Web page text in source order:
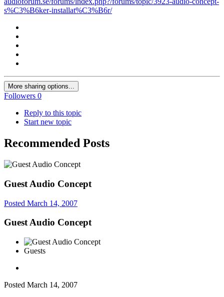
s%C3%B6ker-installat%C3%B6r/
More sharing options...
Followers 0
Reply to this topic
Start new topic
Recommended Posts
Guest Audio Concept
Posted March 14, 2007
Guest Audio Concept
Guests
Posted March 14, 2007